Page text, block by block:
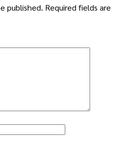
published. Required fields are